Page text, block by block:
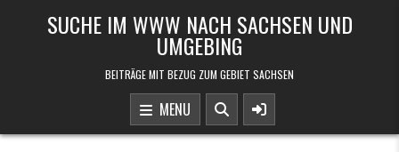
SUCHE IM WWW NACH SACHSEN UND
UMGEBING
BEITRÄGE MIT BEZUG ZUM GEBIET SACHSEN
MENU